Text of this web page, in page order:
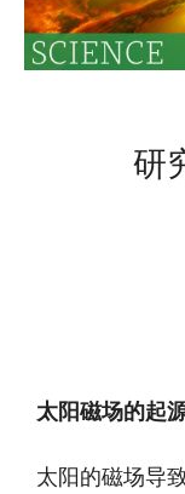
研
太阳磁场的起
太阳的磁场导